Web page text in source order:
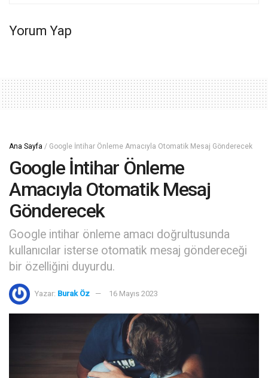
Yorum Yap
Ana Sayfa / Google İntihar Önleme Amacıyla Otomatik Mesaj Gönderecek
Google İntihar Önleme
Amacıyla Otomatik Mesaj
Gönderecek
Google intihar önleme amacı doğrultusunda
kullanıcılar isterse otomatik mesaj göndereceği
bir özelliğini duyurdu.
Yazar: Burak Öz 16 Mayıs 2023